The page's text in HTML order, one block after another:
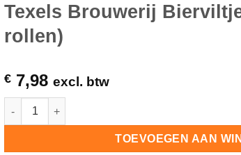
Texels Brouwerij
rollen)
€ 7,98 excl. btw
Texels Brouwerij Bierviltjes 200 stuks (2 rollen)
TOEVOEGEN AAN